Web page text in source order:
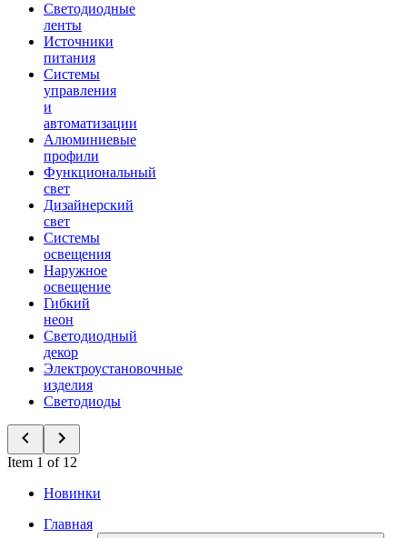
Светодиодные
ленты
Источники
питания
Системы
управления
и
автоматизации
Алюминиевые
профили
Функциональный
свет
Дизайнерский
свет
Системы
освещения
Наружное
освещение
Гибкий
неон
Светодиодный
декор
Электроустановочные
изделия
Светодиоды
Item 1 of 12
Новинки
Главная